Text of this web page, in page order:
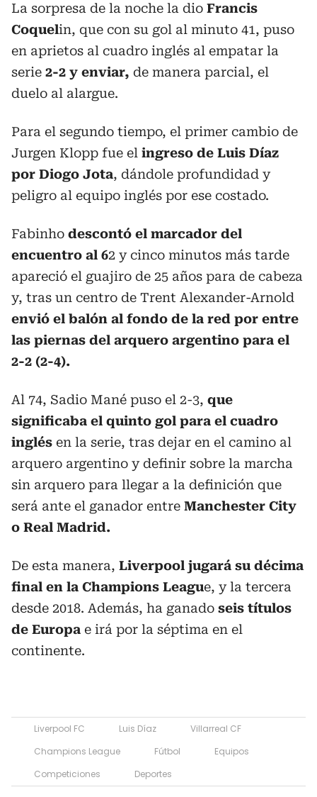
La sorpresa de la noche la dio Francis
Coquelin, que con su gol al minuto 41, puso
en aprietos al cuadro inglés al empatar la
serie 2-2 y enviar, de manera parcial, el
duelo al alargue.
Para el segundo tiempo, el primer cambio de
Jurgen Klopp fue el ingreso de Luis Díaz
por Diogo Jota, dándole profundidad y
peligro al equipo inglés por ese costado.
Fabinho descontó el marcador del
encuentro al 62 y cinco minutos más tarde
apareció el guajiro de 25 años para de cabeza
y, tras un centro de Trent Alexander-Arnold
envió el balón al fondo de la red por entre
las piernas del arquero argentino para el
2-2 (2-4).
Al 74, Sadio Mané puso el 2-3, que
significaba el quinto gol para el cuadro
inglés en la serie, tras dejar en el camino al
arquero argentino y definir sobre la marcha
sin arquero para llegar a la definición que
será ante el ganador entre Manchester City
o Real Madrid.
De esta manera, Liverpool jugará su décima
final en la Champions League, y la tercera
desde 2018. Además, ha ganado seis títulos
de Europa e irá por la séptima en el
continente.
Liverpool FC Luis Díaz
Villarreal CF
Champions League
Fútbol
Equipos
Competiciones
Deportes